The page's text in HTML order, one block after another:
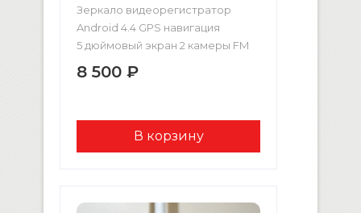
Зеркало видеорегистратор
Android 4.4 GPS навигация
5 дюймовый экран 2 камеры FM
трансмитер WiFi ТЕХНИЧЕСКИЕ
ХАРАКТЕРИСТИКИ Монитор
ГГЦ WiFI GPS навигация
Сенсорный экран Антибликовое
с разметкой Режим записи
8 500 ₽